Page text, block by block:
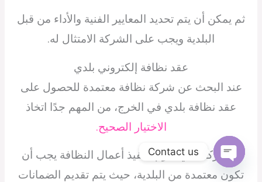
ثم يمكن أن يتم تحديد المعايير الفنية والأداء من قبل
البلدية ويجب على الشركة الامتثال له.
عقد نظافة إلكتروني بلدي
عند البحث عن شركة نظافة معتمدة للحصول على
عقد نظافة بلدي في الخرج، من المهم جدًا اتخاذ
الاختيار الصحيح.
فالشركة التي تقوم بتنفيذ أعمال النظافة يجب أن
تكون معتمدة من البلدية، حيث يتم تقديم الضمانات
Contact us
Open
chaty